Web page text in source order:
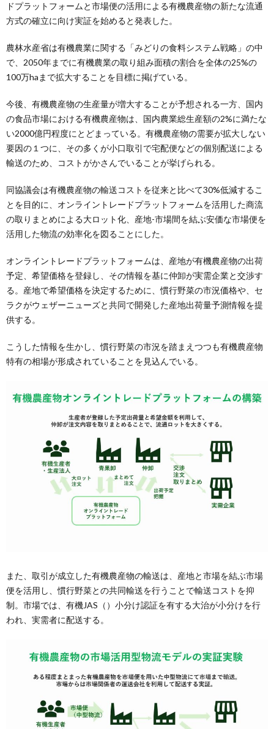
ドプラットフォームと市場便の活用による有機農産物の新たな流通
方式の確立に向け実証を始めると発表した。
農林水産省は有機農業に関する「みどりの食料システム戦略」の中
で、2050年までに有機農業の取り組み面積の割合を全体の25%の
100万haまで拡大することを目標に掲げている。
今後、有機農産物の生産量が増大することが予想される一方、国内
の食品市場における有機農産物は、国内農業総生産額の2%に満たな
い2000億円程度にとどまっている。有機農産物の需要が拡大しない
要因の１つに、その多くが小口取引で宅配便などの個別配送による
輸送のため、コストがかさんでいることが挙げられる。
同協議会は有機農産物の輸送コストを従来と比べて30%低減するこ
とを目的に、オンライントレードプラットフォームを活用した商流
の取りまとめによる大ロット化、産地-市場間を結ぶ安価な市場便を
活用した物流の効率化を図ることにした。
オンライントレードプラットフォームは、産地が有機農産物の出荷
予定、希望価格を登録し、その情報を基に仲卸が実需企業と交渉す
る。産地で希望価格を決定するために、慣行野菜の市況価格や、セ
ラクがウェザーニューズと共同で開発した産地出荷量予測情報を提
供する。
こうした情報を生かし、慣行野菜の市況を踏まえつつも有機農産物
特有の相場が形成されていることを見込んでいる。
また、取引が成立した有機農産物の輸送は、産地と市場を結ぶ市場
便を活用し、慣行野菜との共同輸送を行うことで輸送コストを抑
制。市場では、有機JAS（）小分け認証を有する大治が小分けを行
われ、実需者に配送する。